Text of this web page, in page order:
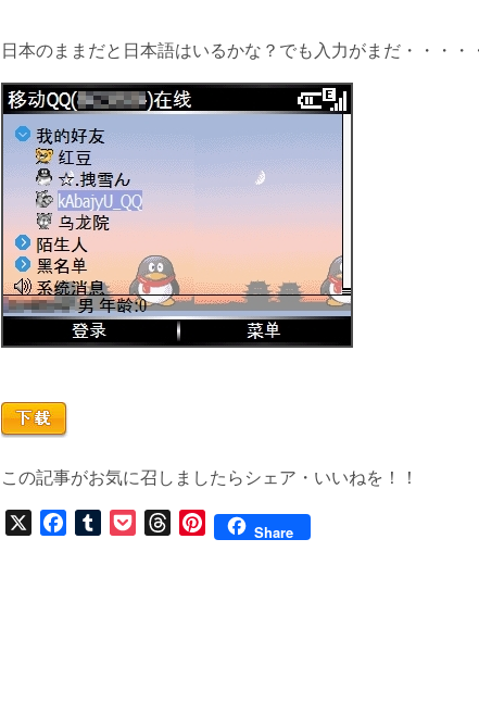
日本のままだと日本語はいるかな？でも入力がまだ・・・・
この記事がお気に召しましたらシェア・いいねを！！
X
P
Share